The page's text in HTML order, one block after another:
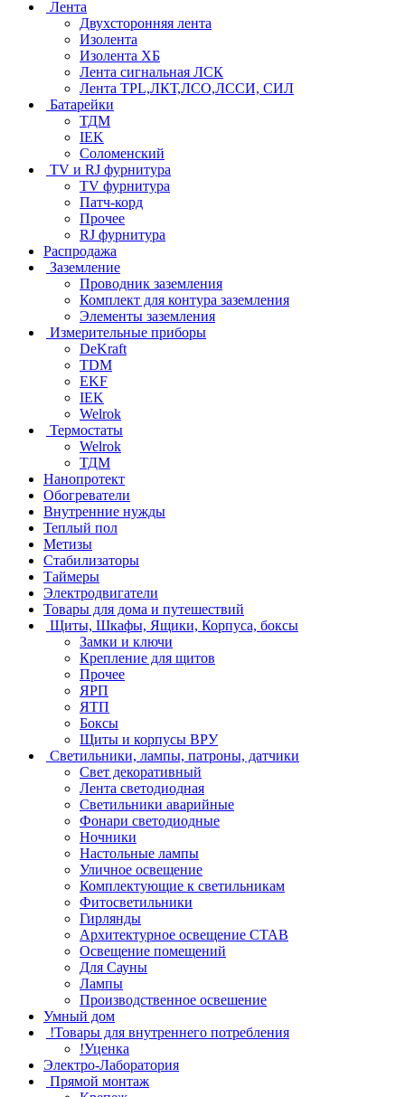
Лента
Двухсторонняя лента
Изолента
Изолента ХБ
Лента сигнальная ЛСК
Лента TPL,ЛКТ,ЛСО,ЛССИ, СИЛ
Батарейки
ТДМ
IEK
Соломенский
TV и RJ фурнитура
TV фурнитура
Патч-корд
Прочее
RJ фурнитура
Распродажа
Заземление
Проводник заземления
Комплект для контура заземления
Элементы заземления
Измерительные приборы
DeKraft
TDM
EKF
IEK
Welrok
Термостаты
Welrok
ТДМ
Нанопротект
Обогреватели
Внутренние нужды
Теплый пол
Метизы
Стабилизаторы
Таймеры
Электродвигатели
Товары для дома и путешествий
Щиты, Шкафы, Ящики, Корпуса, боксы
Замки и ключи
Крепление для щитов
Прочее
ЯРП
ЯТП
Боксы
Щиты и корпусы ВРУ
Светильники, лампы, патроны, датчики
Свет декоративный
Лента светодиодная
Светильники аварийные
Фонари светодиодные
Ночники
Настольные лампы
Уличное освещение
Комплектующие к светильникам
Фитосветильники
Гирлянды
Архитектурное освещение СТАВ
Освещение помещений
Для Сауны
Лампы
Производственное освешение
Умный дом
!Товары для внутреннего потребления
!Уценка
Электро-Лаборатория
Прямой монтаж